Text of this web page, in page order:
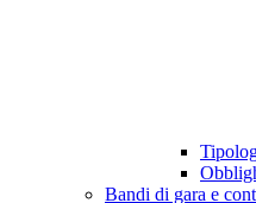
Bandi di gara e